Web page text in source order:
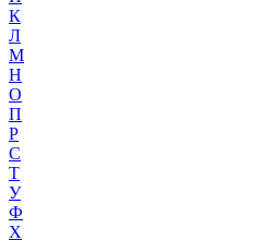
К
Л
М
Н
О
П
Р
С
Т
У
Ф
Х